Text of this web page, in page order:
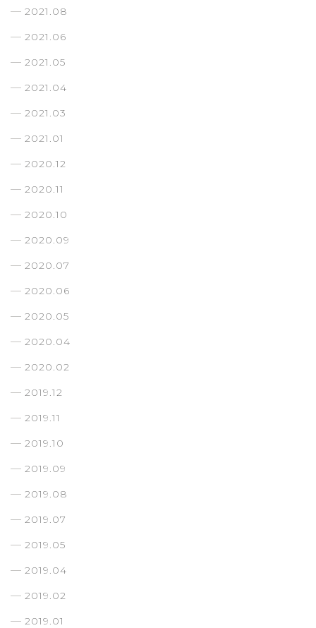
2021.08
2021.06
2021.05
2021.04
2021.03
2021.01
2020.12
2020.11
2020.10
2020.09
2020.07
2020.06
2020.05
2020.04
2020.02
2019.12
2019.11
2019.10
2019.09
2019.08
2019.07
2019.05
2019.04
2019.02
2019.01